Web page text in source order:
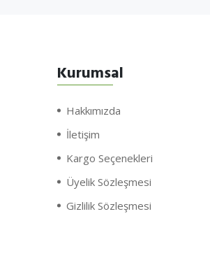
Kurumsal
Hakkımızda
İletişim
Kargo Seçenekleri
Üyelik Sözleşmesi
Gizlilik Sözleşmesi